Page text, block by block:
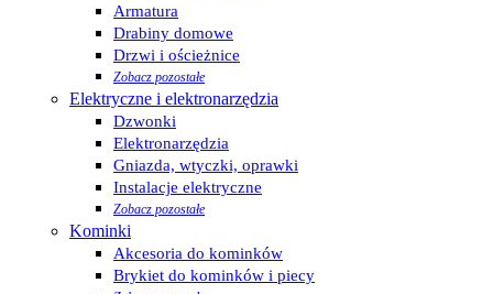
Armatura
Drabiny domowe
Drzwi i ościeżnice
Zobacz pozostałe
Elektryczne i elektronarzędzia
Dzwonki
Elektronarzędzia
Gniazda, wtyczki, oprawki
Instalacje elektryczne
Zobacz pozostałe
Kominki
Akcesoria do kominków
Brykiet do kominków i piecy